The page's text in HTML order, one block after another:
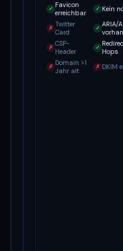
✓ Favicon
erreichbar
✓ Kein
✗ Twitter
Card
✓ ARIA/
✗ CSP-
Header
✓ Hops
✗ Domain >1
Jahr alt
✗ DKIM